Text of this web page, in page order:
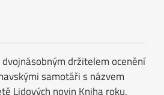
držitelem ocenění
samotáři s názvem
Lidových novin Kniha roku.